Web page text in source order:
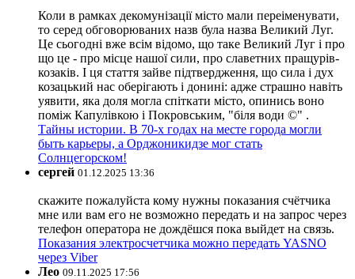
Коли в рамках декомунізації місто мали переіменувати,
то серед обговорюваних назв була назва Великий Луг.
Це сьогодні вже всім відомо, що таке Великий Луг і про
що це - про місце нашої сили, про славетних пращурів-
козаків. І ця стаття зайве підтвердження, що сила і дух
козацький нас оберігають і донині: адже страшно навіть
уявити, яка доля могла спіткати місто, опинись воно
поміж Капулівкою і Покровським, "біля води ©" .
Тайны истории. В 70-х годах на месте города могли
быть карьеры, а Орджоникидзе мог стать
Солнцегорском!
сергей 01.12.2025 13:36
скажите пожалуйста кому нужны показания счётчика
мне или вам его не возможно передать и на запрос через
телефон оператора не дождёшся пока выйдет на связь.
Показания электросчетчика можно передать YASNO
через Viber
Лео 09.11.2025 17:56